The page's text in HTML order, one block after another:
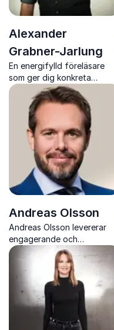
Alexander
Grabner-Jarlung
En energifylld föreläsare
som ger dig konkreta
verktyg för att skapa
tydliga, engagerande och
minnesvärda presentationer
och tal.
Andreas Olsson
Andreas Olsson levererar
engagerande och
pedagogiska föreläsningar
om presentationsteknik som
ger konkreta verktyg och
tydliga resultat